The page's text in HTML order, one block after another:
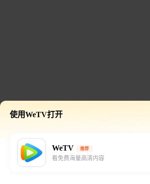
使用WeTV打开
WeTV 推荐
看免费海量高清内容